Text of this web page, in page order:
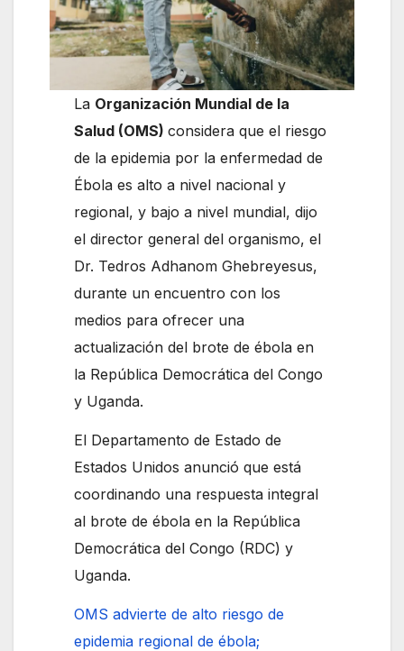
La Organización Mundial de la
Salud (OMS)considera que el riesgo
de la epidemia por la enfermedad de
Ébola es alto a nivel nacional y
regional, y bajo a nivel mundial, dijo
el director general del organismo, el
Dr. Tedros Adhanom Ghebreyesus,
durante un encuentro con los
medios para ofrecer una
actualización del brote de ébola en
la República Democrática del Congo
y Uganda.
El Departamento de Estado de
Estados Unidos anunció que está
coordinando una respuesta integral
al brote de ébola en la República
Democrática del Congo (RDC) y
Uganda.
OMS advierte de alto riesgo de
epidemia regional de ébola;